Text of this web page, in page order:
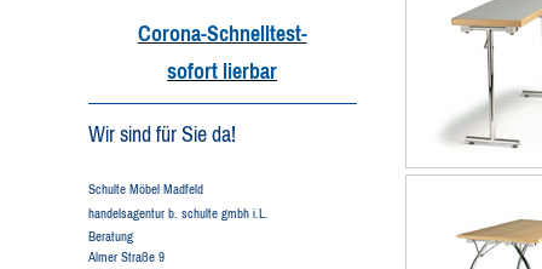
Corona-Schnelltest-
sofort lierbar
Wir sind für Sie da!
Schulte Möbel Madfeld
handelsagentur b. schulte gmbh i.L.
Beratung
Almer Straße 9